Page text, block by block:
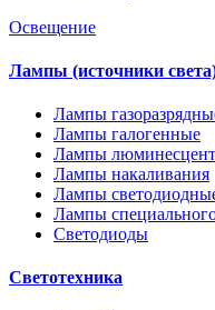
Освещение
Лампы (источники
Лампы
Лампы галогенные
Лампы
Лампы накаливания
Лампы
Лампы
Светодиоды
Светотехника